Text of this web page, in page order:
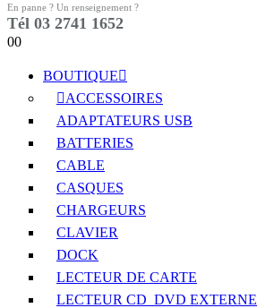
En panne ? Un renseignement ?
Tél 03 2741 1652
00
BOUTIQUE
ACCESSOIRES
ADAPTATEURS USB
BATTERIES
CABLE
CASQUES
CHARGEURS
CLAVIER
DOCK
LECTEUR DE CARTE
LECTEUR CD_DVD EXTERNE